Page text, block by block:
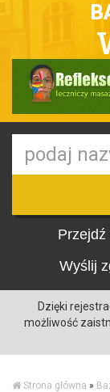
Przejdź
Wyślij
Dzięki
możliwość
Strona główna »